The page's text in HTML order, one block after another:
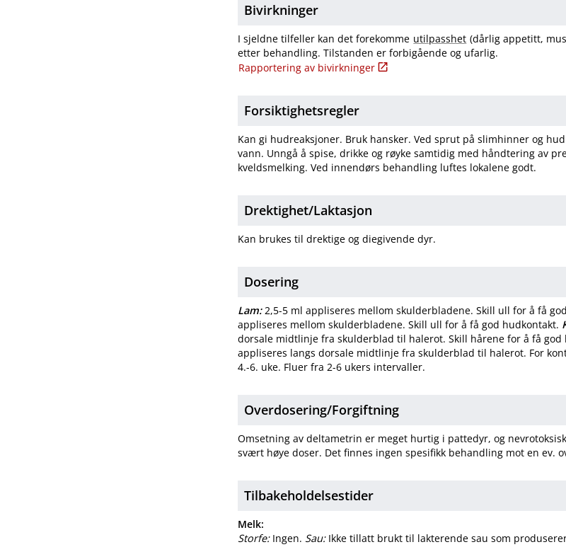
Bivirkninger
I sjeldne tilfeller kan det forekomme utilpasshet (dårlig appetitt,
etter behandling. Tilstanden er forbigående og ufarlig.
Rapportering av bivirkninger
Forsiktighetsregler
Kan gi hudreaksjoner. Bruk hansker. Ved sprut på slimhinner og
vann. Unngå å spise, drikke og røyke samtidig med håndtering av
kveldsmelking. Ved innendørs behandling luftes lokalene godt.
Drektighet​/​Laktasjon
Kan brukes til drektige og diegivende dyr.
Dosering
Lam:2,5-5 ml appliseres mellom skulderbladene. Skill ull for å få
appliseres mellom skulderbladene. Skill ull for å få god hudkontakt.
dorsale midtlinje fra skulderblad til halerot. Skill hårene for å få god
appliseres langs dorsale midtlinje fra skulderblad til halerot. For
4.-6. uke. Fluer fra 2-6 ukers intervaller.
Overdosering​/​Forgiftning
Omsetning av deltametrin er meget hurtig i pattedyr, og
svært høye doser. Det finnes ingen spesifikk behandling mot en ev.
Tilbakeholdelsestider
Melk:
Storfe:Ingen. Sau:Ikke tillatt brukt til lakterende sau som